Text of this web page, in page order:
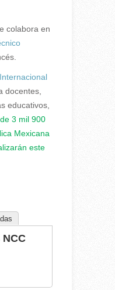
colabora en
docentes,
educativos,
3 mil 900
Mexicana
este